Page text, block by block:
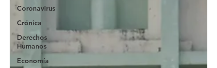
Coronavirus
Crónica
Derechos
Humanos
Economía